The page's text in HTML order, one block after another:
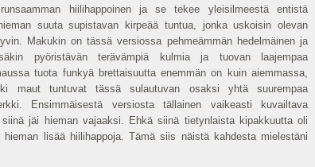
hiilihappoinen ja se tekee yleisilmeestä entistä
suuta supistavan kirpeää tuntua, jonka uskoisin olevan
Makukin on tässä versiossa pehmeämmän hedelmäinen ja
pyöristävän terävämpiä kulmia ja tuovan laajempaa
tuota funkyä brettaisuutta enemmän on kuin aiemmassa,
maut tuntuvat tässä sulautuvan osaksi yhtä suurempaa
Ensimmäisestä versiosta tällainen vaikeasti kuvailtava
jäi hieman vajaaksi. Ehkä siinä tietynlaista kipakkuutta oli
lisää hiilihappoja. Tämä siis näistä kahdesta mielestäni